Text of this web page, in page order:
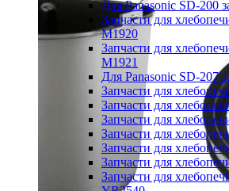
Для Panasonic SD-200
Запчасти для
M1920
Запчасти для
M1921
Для Panasonic SD-207
Запчасти для
Запчасти для
Запчасти для
Запчасти для
Запчасти для
Запчасти для
Запчасти для